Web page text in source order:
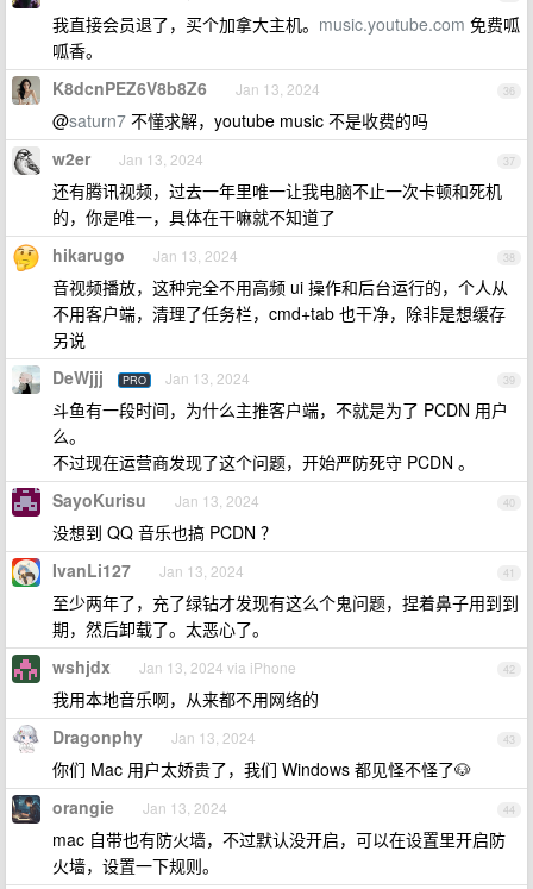
我直接会员退了，买个加拿大主机。 music.youtube.com 免费呱
呱香。
36
K8dcnPEZ6V8b8Z6 Jan 13, 2024
@saturn7 不懂求解，youtube music 不是收费的吗
37
w2er Jan 13, 2024
还有腾讯视频，过去一年里唯一让我电脑不止一次卡顿和死机
的，你是唯一，具体在干嘛就不知道了
38
hikarugo Jan 13, 2024
音视频播放，这种完全不用高频 ui 操作和后台运行的，个人从
不用客户端，清理了任务栏，cmd+tab 也干净，除非是想缓存
另说
39
DeWjjj PRO Jan 13, 2024
斗鱼有一段时间，为什么主推客户端，不就是为了 PCDN 用户
么。
不过现在运营商发现了这个问题，开始严防死守 PCDN 。
40
SayoKurisu Jan 13, 2024
没想到 QQ 音乐也搞 PCDN ？
41
IvanLi127 Jan 13, 2024
至少两年了，充了绿钻才发现有这么个鬼问题，捏着鼻子用到到
期，然后卸载了。太恶心了。
42
wshjdx Jan 13, 2024 via iPhone
我用本地音乐啊，从来都不用网络的
43
Dragonphy Jan 13, 2024
你们 Mac 用户太娇贵了，我们 Windows 都见怪不怪了🐶
44
orangie Jan 13, 2024
mac 自带也有防火墙，不过默认没开启，可以在设置里开启防
火墙，设置一下规则。